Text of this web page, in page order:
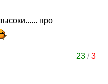
про
23 /3